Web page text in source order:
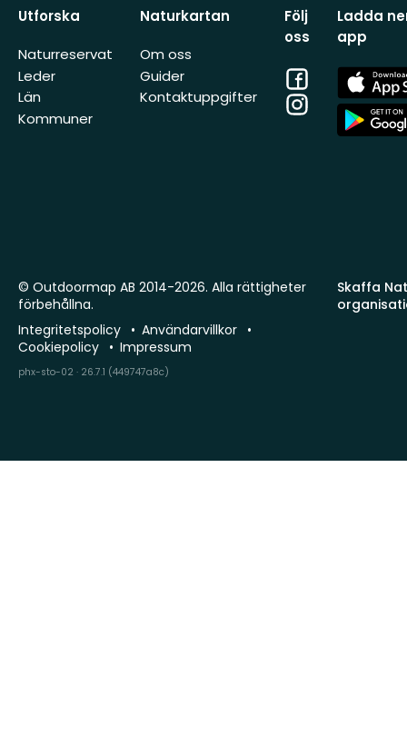
Utforska
Naturreservat
Leder
Län
Kommuner
Naturkartan
Om oss
Guider
Kontaktuppgifter
Följ
oss
Facebook
Instagram
Ladda
app
App
Store
App
Store
Skaffa
© Outdoormap AB 2014-2026. Alla rättigheter
förbehållna.
Integritetspolicy
Användarvillkor
Cookiepolicy
Impressum
phx-sto-02 · 26.7.1 (449747a8c)